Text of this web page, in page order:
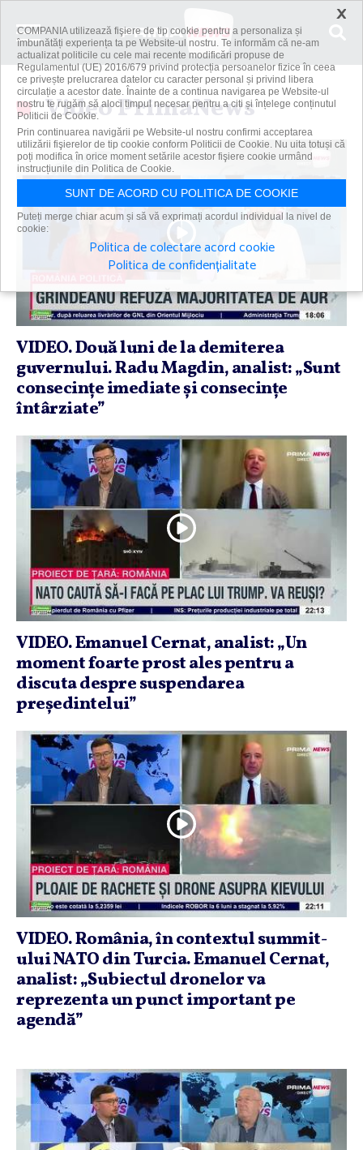
Video PrimaNews
VIDEO. Două luni de la demiterea
guvernului. Radu Magdin, analist: „Sunt
consecinţe imediate şi consecinţe
întârziate”
VIDEO. Emanuel Cernat, analist: „Un
moment foarte prost ales pentru a
discuta despre suspendarea
preşedintelui”
VIDEO. România, în contextul summit-
ului NATO din Turcia. Emanuel Cernat,
analist: „Subiectul dronelor va
reprezenta un punct important pe
agendă”
×
COMPANIA utilizează fişiere de tip cookie pentru a personaliza și
îmbunătăți experiența ta pe Website-ul nostru. Te informăm că ne-am
actualizat politicile cu cele mai recente modificări propuse de
Regulamentul (UE) 2016/679 privind protecția persoanelor fizice în ceea
ce privește prelucrarea datelor cu caracter personal și privind libera
circulație a acestor date. Înainte de a continua navigarea pe Website-ul
nostru te rugăm să aloci timpul necesar pentru a citi și înțelege conținutul
Politicii de Cookie.
Prin continuarea navigării pe Website-ul nostru confirmi acceptarea
utilizării fişierelor de tip cookie conform Politicii de Cookie. Nu uita totuși că
poți modifica în orice moment setările acestor fişiere cookie urmând
instrucțiunile din Politica de Cookie.
SUNT DE ACORD CU POLITICA DE COOKIE
Puteți merge chiar acum și să vă exprimați acordul individual la nivel de
cookie:
Politica de colectare acord cookie
Politica de confidențialitate